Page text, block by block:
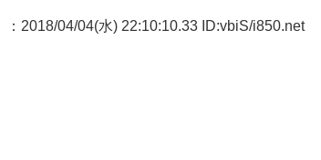
：2018/04/04(水) 22:10:10.33 ID:vbiS/i850.net